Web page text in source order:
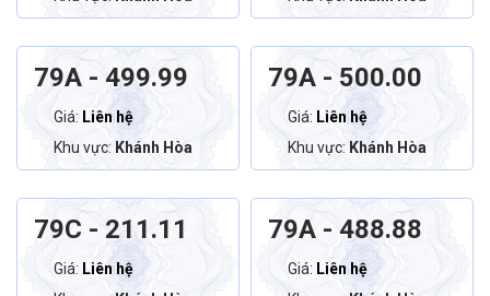
79A - 499.99
Giá: Liên hệ
Khu vực: Khánh Hòa
79A - 500.00
Giá: Liên hệ
Khu vực: Khánh Hòa
79C - 211.11
Giá: Liên hệ
79A - 488.88
Giá: Liên hệ